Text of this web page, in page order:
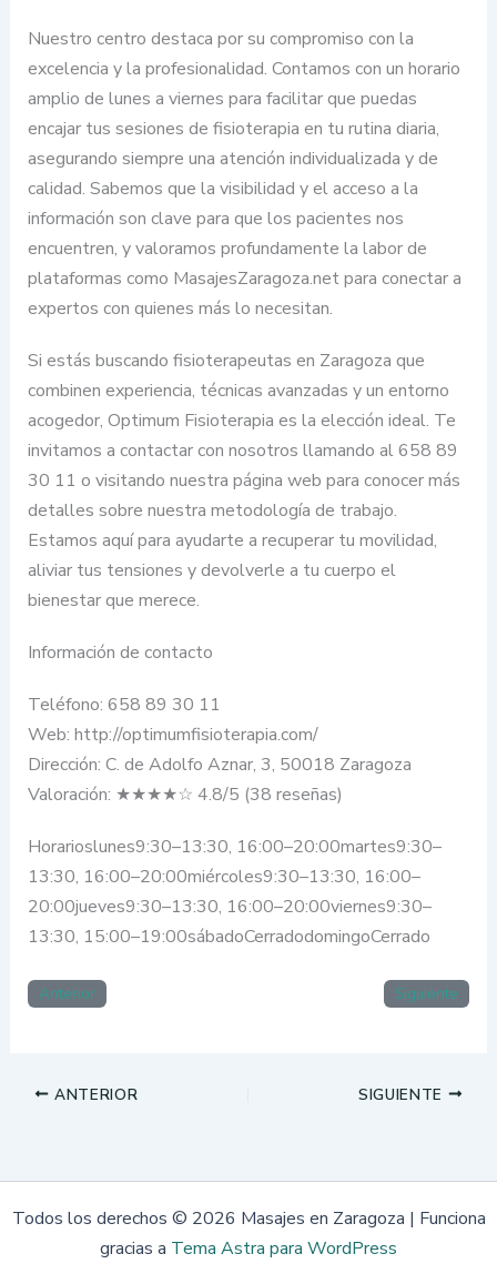
Nuestro centro destaca por su compromiso con la
excelencia y la profesionalidad. Contamos con un horario
amplio de lunes a viernes para facilitar que puedas
encajar tus sesiones de fisioterapia en tu rutina diaria,
asegurando siempre una atención individualizada y de
calidad. Sabemos que la visibilidad y el acceso a la
información son clave para que los pacientes nos
encuentren, y valoramos profundamente la labor de
plataformas como MasajesZaragoza.net para conectar a
expertos con quienes más lo necesitan.
Si estás buscando fisioterapeutas en Zaragoza que
combinen experiencia, técnicas avanzadas y un entorno
acogedor, Optimum Fisioterapia es la elección ideal. Te
invitamos a contactar con nosotros llamando al 658 89
30 11 o visitando nuestra página web para conocer más
detalles sobre nuestra metodología de trabajo.
Estamos aquí para ayudarte a recuperar tu movilidad,
aliviar tus tensiones y devolverle a tu cuerpo el
bienestar que merece.
Información de contacto
Teléfono: 658 89 30 11
Web: http://optimumfisioterapia.com/
Dirección: C. de Adolfo Aznar, 3, 50018 Zaragoza
Valoración: ★★★★☆ 4.8/5 (38 reseñas)
Horarioslunes9:30–13:30, 16:00–20:00martes9:30–
13:30, 16:00–20:00miércoles9:30–13:30, 16:00–
20:00jueves9:30–13:30, 16:00–20:00viernes9:30–
13:30, 15:00–19:00sábadoCerradodomingoCerrado
Anterior Siguiente
ANTERIOR SIGUIENTE
Todos los derechos © 2026 Masajes en Zaragoza | Funciona
gracias a Tema Astra para WordPress